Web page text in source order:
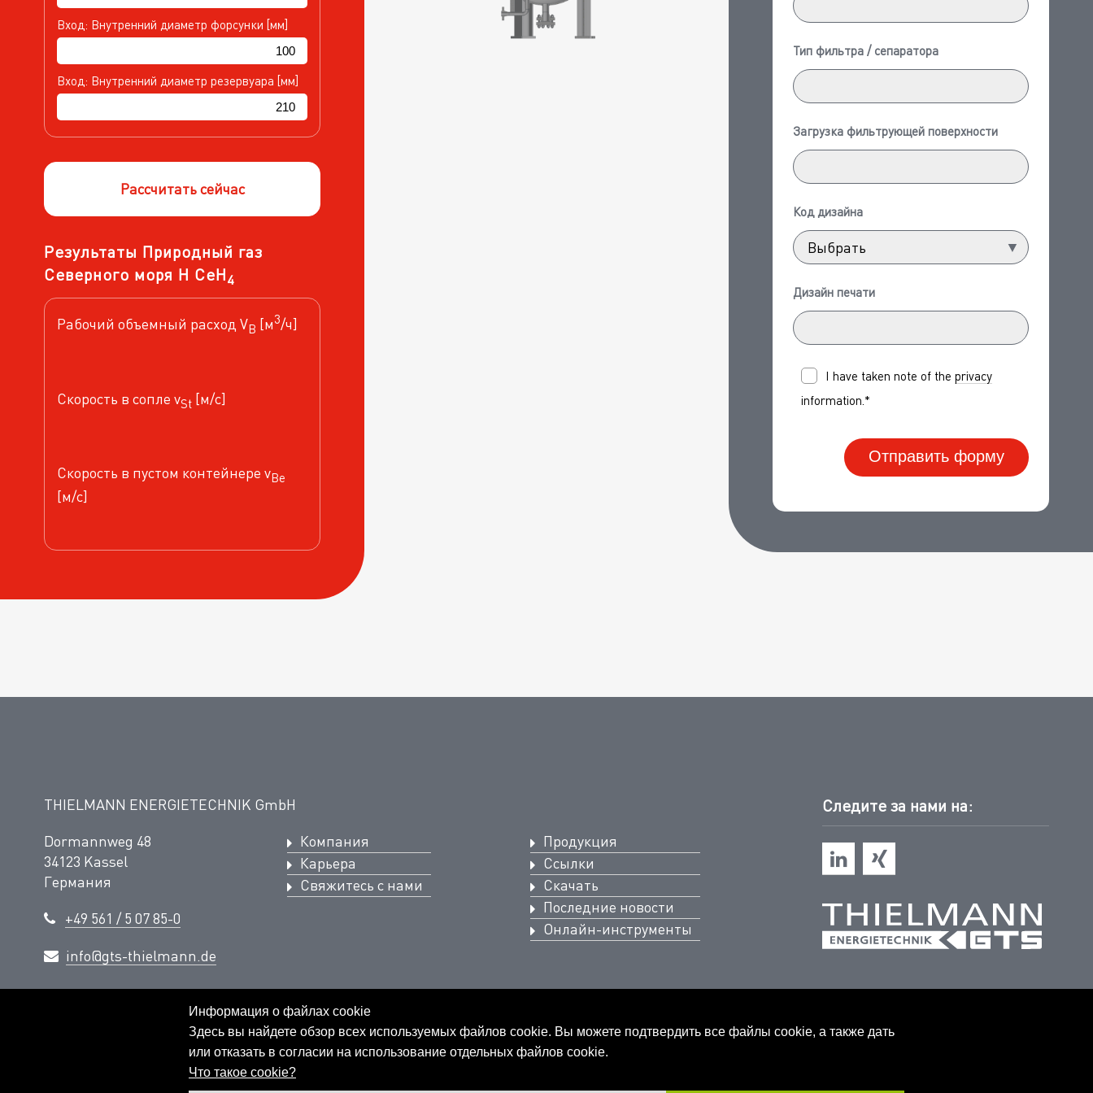
Вход: Внутренний диаметр форсунки [мм]
Вход: Внутренний диаметр резервуара [мм]
Рассчитать сейчас
Результаты Природный газ
Северного моря H CeH4
Рабочий объемный расход VB [м3/ч]
Скорость в сопле vSt [м/с]
Скорость в пустом контейнере vBe
[м/с]
Тип фильтра / сепаратора
Загрузка фильтрующей поверхности
Код дизайна
Дизайн печати
I have taken note of the privacy
information.*
Отправить форму
THIELMANN ENERGIETECHNIK GmbH
Dormannweg 48
34123 Kassel
Германия
+49 561 / 5 07 85-0
info@gts-thielmann.de
Компания
Карьера
Свяжитесь с нами
Продукция
Ссылки
Скачать
Последние новости
Онлайн-инструменты
Следите за нами на:
Информация о файлах cookie
Здесь вы найдете обзор всех используемых файлов cookie. Вы можете подтвердить все файлы cookie, а также дать
или отказать в согласии на использование отдельных файлов cookie.
Что такое cookie?